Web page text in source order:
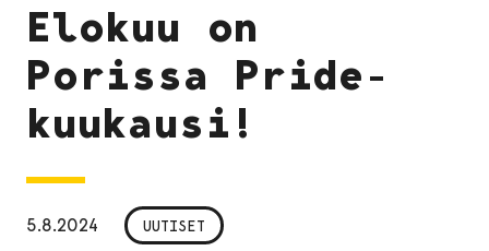
Elokuu on
Porissa Pride-
kuukausi!
5.8.2024 UUTISET